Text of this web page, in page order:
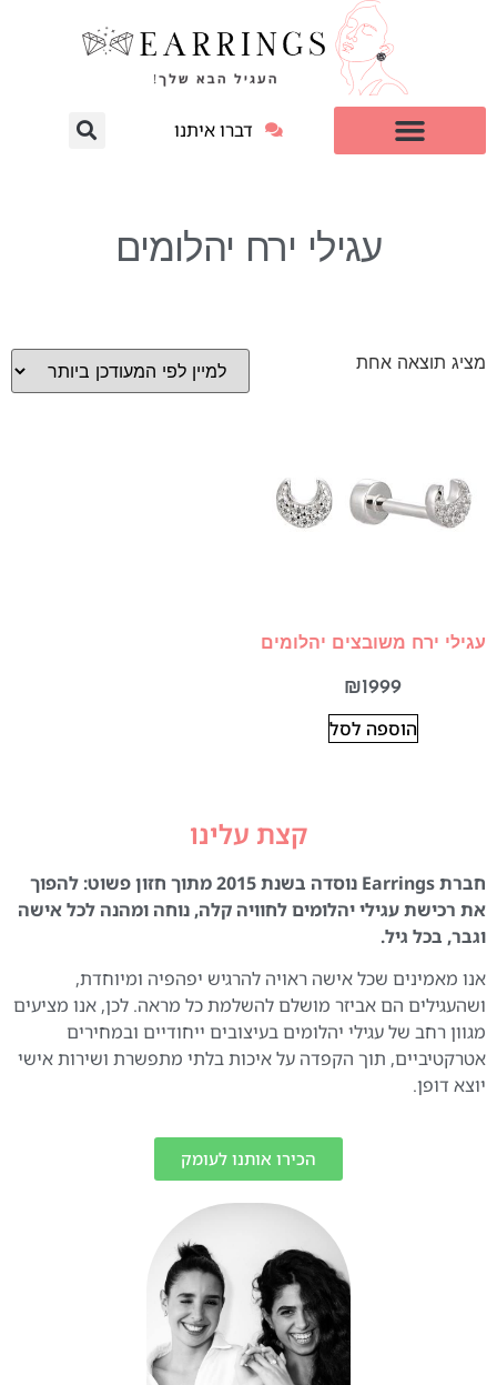
דברו איתנו
עגילי ירח יהלומים
מציג תוצאה אחת
עגילי ירח משובצים יהלומים
₪1999
הוספה לסל
קצת עלינו
חברת Earrings נוסדה בשנת 2015 מתוך חזון פשוט: להפוך
את רכישת עגילי יהלומים לחוויה קלה, נוחה ומהנה לכל אישה
וגבר, בכל גיל.
אנו מאמינים שכל אישה ראויה להרגיש יפהפיה ומיוחדת,
ושהעגילים הם אביזר מושלם להשלמת כל מראה. לכן, אנו מציעים
מגוון רחב של עגילי יהלומים בעיצובים ייחודיים ובמחירים
אטרקטיביים, תוך הקפדה על איכות בלתי מתפשרת ושירות אישי
יוצא דופן.
הכירו אותנו לעומק